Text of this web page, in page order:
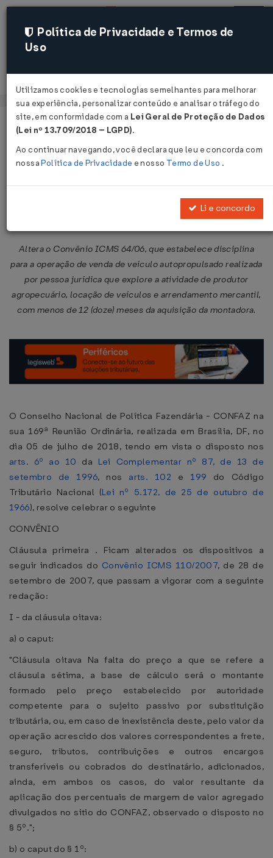
Acessar
Página Inicial Legislações
Convênio ICMS Nº 68 DE
Altera o Convênio ICMS 64/06, que estabelece disciplina
para a operação de venda de veículo autopropulsado realizada
por pessoa jurídica que explore a atividade de produtor
agropecuário, locação de veículos e arrendamento mercantil,
com menos de 12 (doze) meses da aquisição da montadora.
O Conselho Nacional de Política Fazendária - CONFAZ na
sua 169ª Reunião Ordinária, realizada em Brasília, DF, no
dia 05 de julho de 2018, tendo em vista o disposto nos
arts. 6º ao 10 da Lei Complementar nº 87, de 13 de
setembro de 1996, nos arts. 102 e 199 do Código
Tributário Nacional (Lei nº 5.172, de 25 de outubro de
1966), resolve celebrar o seguinte
CONVÊNIO
Cláusula primeira . Ficam alterados os dispositivos a
seguir indicados do Convênio ICMS 110/2007, de 28 de
setembro de 2007, que passam a vigorar com a seguinte
redação:
I - da cláusula oitava:
a) o caput:
"Cláusula oitava Na falta do preço a que se refere a
cláusula sétima, a base de cálculo será o montante
formado pelo preço estabelecido por autoridade
competente para o sujeito passivo por substituição
tributária, ou, em caso de inexistência deste, pelo valor da
operação acrescido dos valores correspondentes a frete,
seguro, tributos, contribuições e outros encargos
transferíveis ou cobrados do destinatário, adicionados,
ainda, em ambos os casos, do valor resultante da
aplicação dos percentuais de margem de valor agregado
divulgados no sitio do CONFAZ, observado o disposto no
§ 5º.";
b) o caput do § 1º:
Política de Privacidade e Termos de
Uso
Utilizamos cookies e tecnologias semelhantes para melhorar
sua experiência, personalizar conteúdo e analisar o tráfego do
site, em conformidade com a Lei Geral de Proteção de Dados
(Lei nº 13.709/2018 – LGPD).
Ao continuar navegando, você declara que leu e concorda com
nossaPolítica de Privacidade e nosso Termo de Uso .
Li e concordo